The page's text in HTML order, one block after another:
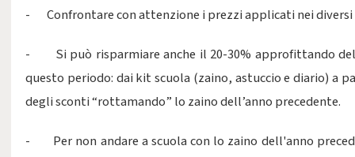
- Confrontare con attenzione i prezzi applicati nei
- Si può risparmiare anche il 20-30% approfittando
questo periodo: dai kit scuola (zaino, astuccio e diario) a
degli sconti “rottamando” lo zaino dell’anno precedente.
- Per non andare a scuola con lo zaino dell'anno